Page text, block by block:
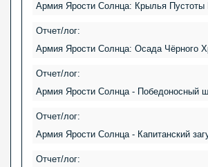
Армия Ярости Солнца: Крылья Пустоты I
Отчет/лог:
Армия Ярости Солнца: Осада Чёрного
Отчет/лог:
Армия Ярости Солнца - Победоносный
Отчет/лог:
Армия Ярости Солнца - Капитанский
Отчет/лог: